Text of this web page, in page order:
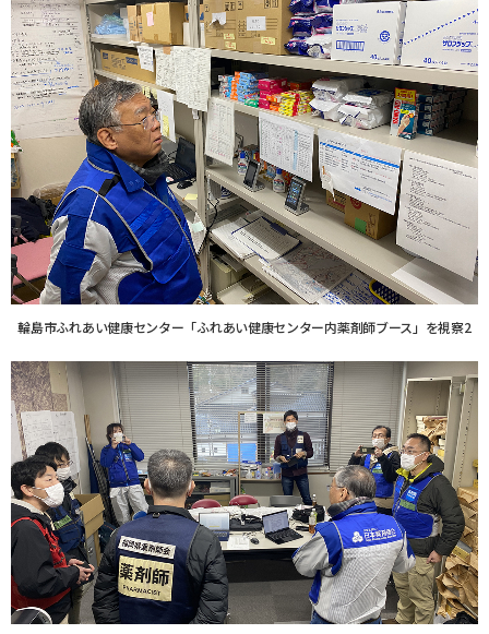
輪島市ふれあい健康センター「ふれあい健康センター内薬剤師ブース」を視察2